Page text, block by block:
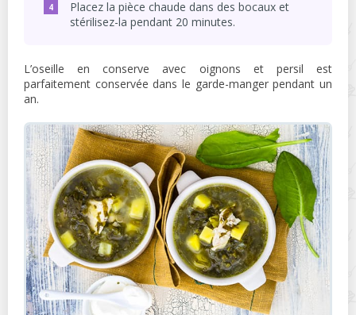
Placez la pièce chaude dans des bocaux et
stérilisez-la pendant 20 minutes.
L’oseille en conserve avec oignons et persil est
parfaitement conservée dans le garde-manger pendant un
an.